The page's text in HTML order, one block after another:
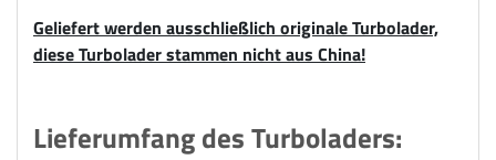
Geliefert werden ausschließlich originale Turbolader,
diese Turbolader stammen nicht aus China!
Lieferumfang des Turboladers: